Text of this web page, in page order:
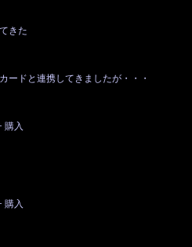
きた
ードと連携してきましたが・・・
購入
購入